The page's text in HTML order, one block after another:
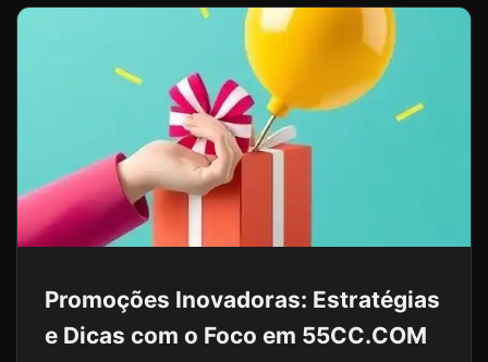
Promoções Inovadoras: Estratégias
e Dicas com o Foco em 55CC.COM